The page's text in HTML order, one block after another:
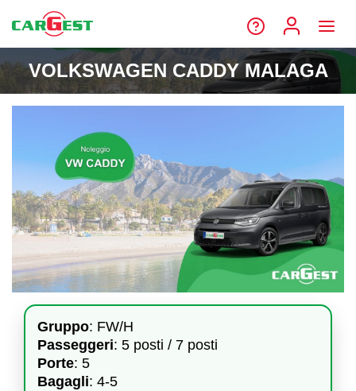
VOLKSWAGEN CADDY MALAGA
Gruppo: FW/H
Passeggeri: 5 posti / 7 posti
Porte: 5
Bagagli: 4-5